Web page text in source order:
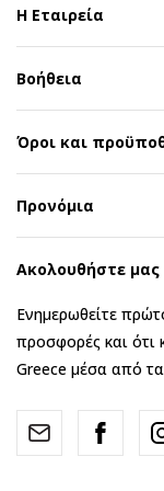
Η Εταιρεία
Βοήθεια
Όροι και
Προνόμια
Ακολουθήστε μας
Ενημερωθείτε
προσφορές και ότι
Greece μέσα από